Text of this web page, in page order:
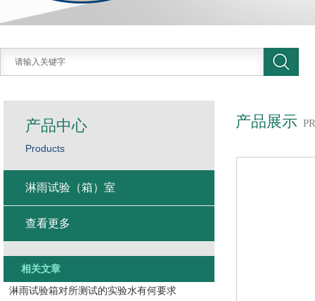
产品展示
产品中心
Products
淋雨试验（箱）室
查看更多
相关文章
淋雨试验箱对所测试的实验水有何要求